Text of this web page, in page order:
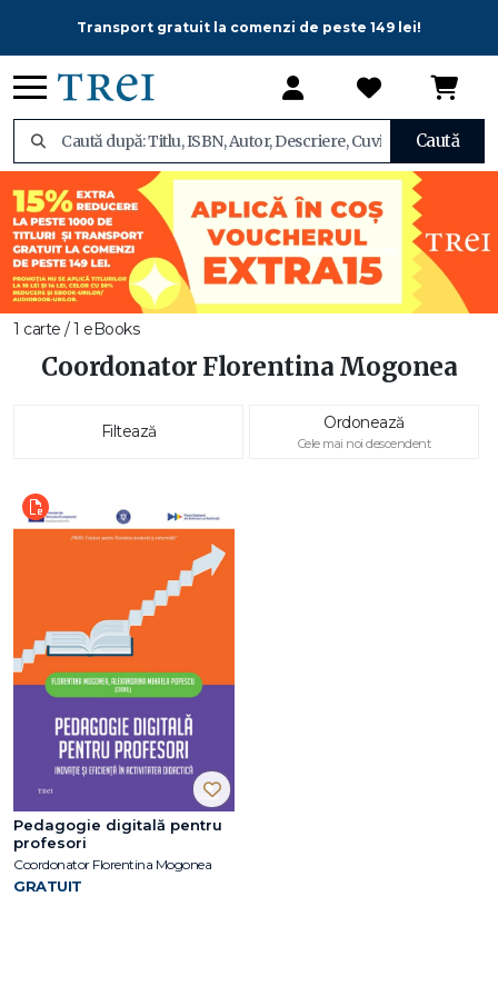
Transport gratuit la comenzi de peste 149 lei!
Caută
1 carte / 1 eBooks
Coordonator Florentina Mogonea
Filtează Ordonează
Cele mai noi descendent
Pedagogie digitală pentru
profesori
Coordonator Florentina Mogonea
GRATUIT